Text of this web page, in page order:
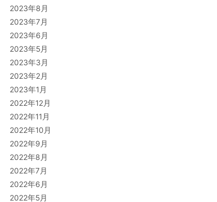
2023年8月
2023年7月
2023年6月
2023年5月
2023年3月
2023年2月
2023年1月
2022年12月
2022年11月
2022年10月
2022年9月
2022年8月
2022年7月
2022年6月
2022年5月